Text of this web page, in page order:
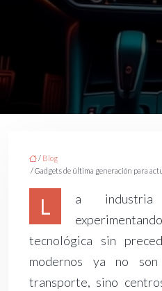
/ Blog
/ Gadgets de última generación para
L
a industria
tecnológica sin
modernos ya no
transporte, sino